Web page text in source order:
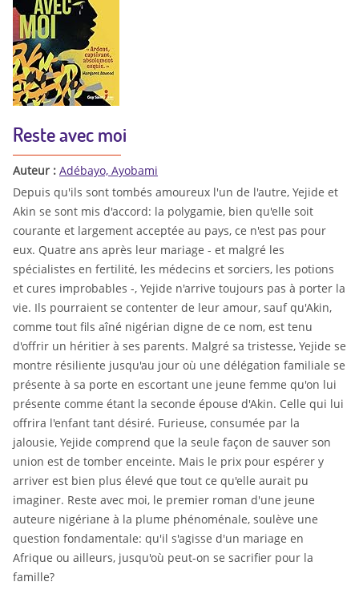
Reste avec moi
Auteur : Adébayo, Ayobami
Depuis qu'ils sont tombés amoureux l'un de l'autre, Yejide et
Akin se sont mis d'accord: la polygamie, bien qu'elle soit
courante et largement acceptée au pays, ce n'est pas pour
eux. Quatre ans après leur mariage - et malgré les
spécialistes en fertilité, les médecins et sorciers, les potions
et cures improbables -, Yejide n'arrive toujours pas à porter la
vie. Ils pourraient se contenter de leur amour, sauf qu'Akin,
comme tout fils aîné nigérian digne de ce nom, est tenu
d'offrir un héritier à ses parents. Malgré sa tristesse, Yejide se
montre résiliente jusqu'au jour où une délégation familiale se
présente à sa porte en escortant une jeune femme qu'on lui
présente comme étant la seconde épouse d'Akin. Celle qui lui
offrira l'enfant tant désiré. Furieuse, consumée par la
jalousie, Yejide comprend que la seule façon de sauver son
union est de tomber enceinte. Mais le prix pour espérer y
arriver est bien plus élevé que tout ce qu'elle aurait pu
imaginer. Reste avec moi, le premier roman d'une jeune
auteure nigériane à la plume phénoménale, soulève une
question fondamentale: qu'il s'agisse d'un mariage en
Afrique ou ailleurs, jusqu'où peut-on se sacrifier pour la
famille?